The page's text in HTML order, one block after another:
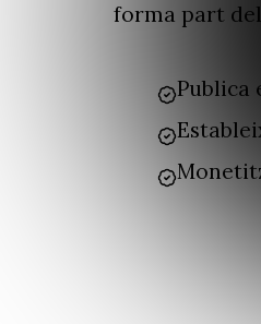
forma part del
Publica